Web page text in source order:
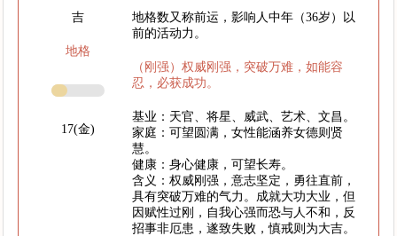
吉
地格
17(金)
地格数又称前运，影响人中年（36岁）以
前的活动力。
（刚强）权威刚强，突破万难，如能容
忍，必获成功。
基业：天官、将星、威武、艺术、文昌。
家庭：可望圆满，女性能涵养女德则贤
慧。
健康：身心健康，可望长寿。
含义：权威刚强，意志坚定，勇往直前，
具有突破万难的气力。成就大功大业，但
因赋性过刚，自我心强而恐与人不和，反
招事非厄患，遂致失败，慎戒则为大吉。